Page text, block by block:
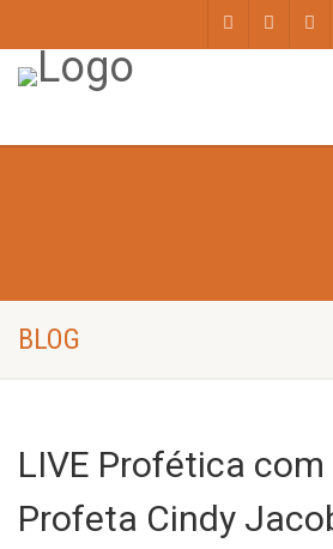
BLOG
LIVE Profética com
Profeta Cindy